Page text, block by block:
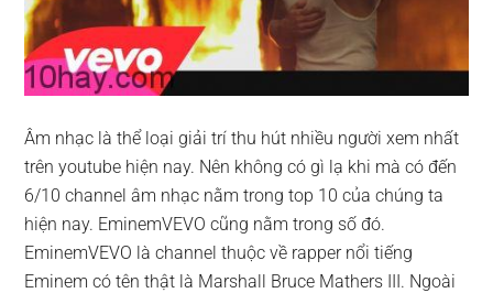
Âm nhạc là thể loại giải trí thu hút nhiều người xem nhất
trên youtube hiện nay. Nên không có gì lạ khi mà có đến
6/10 channel âm nhạc nằm trong top 10 của chúng ta
hiện nay. EminemVEVO cũng nằm trong số đó.
EminemVEVO là channel thuộc về rapper nổi tiếng
Eminem có tên thật là Marshall Bruce Mathers III. Ngoài